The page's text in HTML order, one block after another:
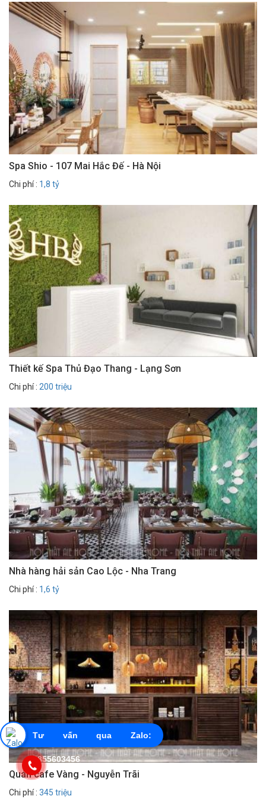
Spa Shio - 107 Mai Hắc Đế - Hà Nội
Chi phí : 1,8 tỷ
Thiết kế Spa Thủ Đạo Thang - Lạng Sơn
Chi phí : 200 triệu
Nhà hàng hải sản Cao Lộc - Nha Trang
Chi phí : 1,6 tỷ
Quán cafe Vàng - Nguyễn Trãi
Chi phí : 345 triệu
Tư vấn qua Zalo:
0855603456